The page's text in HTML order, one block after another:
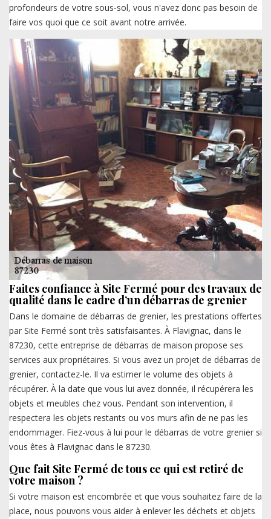
profondeurs de votre sous-sol, vous n'avez donc pas besoin de
faire vos quoi que ce soit avant notre arrivée.
Faites confiance à Site Fermé pour des travaux de
qualité dans le cadre d’un débarras de grenier
Dans le domaine de débarras de grenier, les prestations offertes
par Site Fermé sont très satisfaisantes. À Flavignac, dans le
87230, cette entreprise de débarras de maison propose ses
services aux propriétaires. Si vous avez un projet de débarras de
grenier, contactez-le. Il va estimer le volume des objets à
récupérer. À la date que vous lui avez donnée, il récupérera les
objets et meubles chez vous. Pendant son intervention, il
respectera les objets restants ou vos murs afin de ne pas les
endommager. Fiez-vous à lui pour le débarras de votre grenier si
vous êtes à Flavignac dans le 87230.
Que fait Site Fermé de tous ce qui est retiré de
votre maison ?
Si votre maison est encombrée et que vous souhaitez faire de la
place, nous pouvons vous aider à enlever les déchets et objets